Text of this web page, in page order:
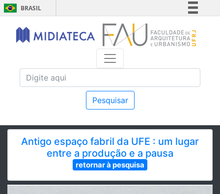
BRASIL
Simplifique!
Comunica BR
Acesso à informação
Pesquisar
Antigo espaço fabril da UFE : um lugar
entre a produção e a pausa
retornar à pesquisa